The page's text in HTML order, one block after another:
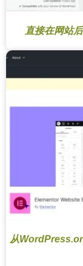
直接在网站
从